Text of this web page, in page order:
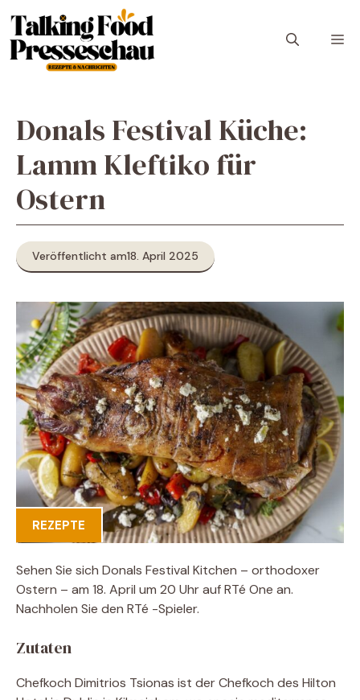
Inhalt
springen
Donals Festival Küche:
Lamm Kleftiko für
Ostern
Veröffentlicht am18. April 2025
REZEPTE
Sehen Sie sich Donals Festival Kitchen – orthodoxer
Ostern – am 18. April um 20 Uhr auf RTé One an.
Nachholen Sie den RTé -Spieler.
Zutaten
Chefkoch Dimitrios Tsionas ist der Chefkoch des Hilton